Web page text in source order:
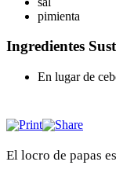
pimienta
Ingredientes
En lugar de
El locro de papas